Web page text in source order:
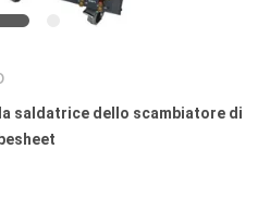
saldatrice dello scambiatore di